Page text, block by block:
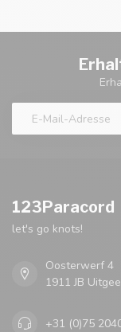
123Paracord
let's go knots!
Oosterwerf 4
1911 JB
+31 (0)75